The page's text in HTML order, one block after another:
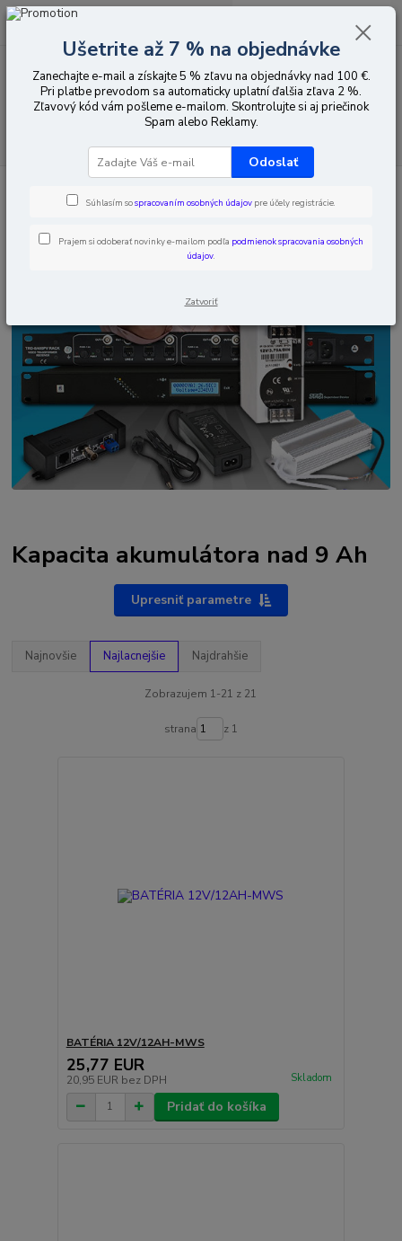
Menu
0,00 EUR
Kapacita akumulátora nad 9 Ah
Upresniť parametre
Najnovšie Najlacnejšie Najdrahšie
Zobrazujem 1-21 z 21
strana z 1
BATÉRIA 12V/12AH-MWS
25,77 EUR
20,95 EUR bez DPH Skladom
Pridať do košíka
Ušetrite až 7 % na objednávke
Zanechajte e-mail a získajte 5 % zľavu na objednávky nad 100 €.
Pri platbe prevodom sa automaticky uplatní ďalšia zľava 2 %.
Zľavový kód vám pošleme e-mailom. Skontrolujte si aj priečinok
Spam alebo Reklamy.
Odoslať
Súhlasím sospracovaním osobných údajov pre účely registrácie.
Prajem si odoberať novinky e-mailom podľa podmienok spracovania osobných
údajov.
Zatvoriť